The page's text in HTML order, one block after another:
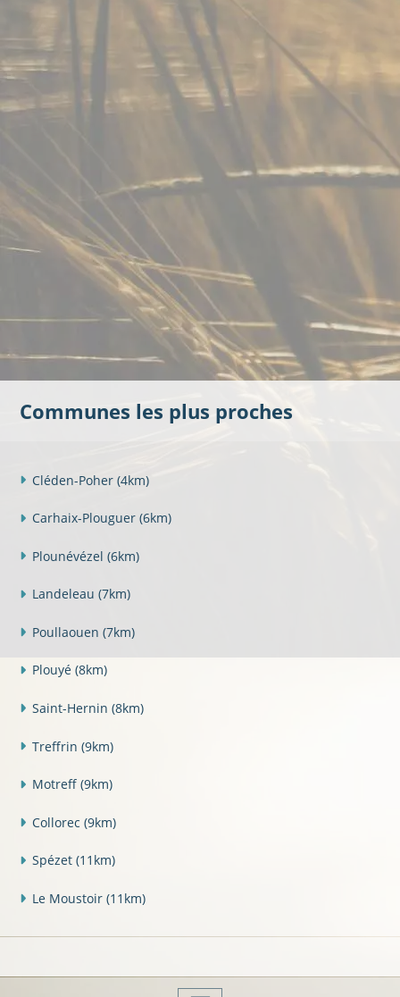
Communes les plus proches
Cléden-Poher (4km)
Carhaix-Plouguer (6km)
Plounévézel (6km)
Landeleau (7km)
Poullaouen (7km)
Plouyé (8km)
Saint-Hernin (8km)
Treffrin (9km)
Motreff (9km)
Collorec (9km)
Spézet (11km)
Le Moustoir (11km)